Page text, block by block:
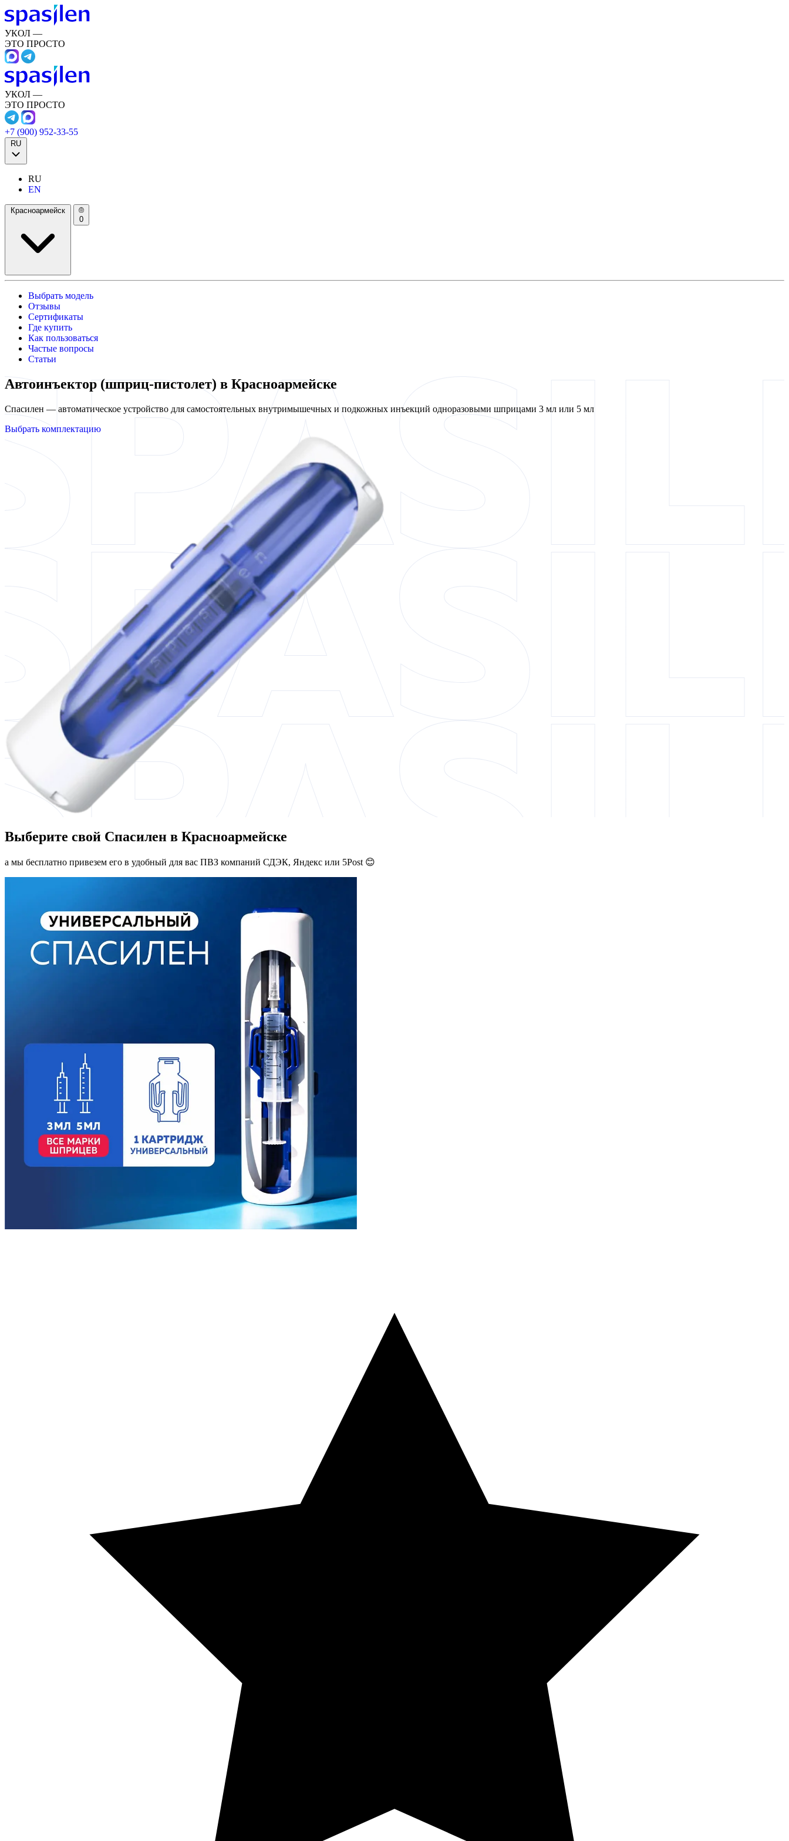
УКОЛ —
ЭТО ПРОСТО
УКОЛ —
ЭТО ПРОСТО
+7 (900) 952-33-55
RU
RU
EN
Красноармейск
0
Выбрать модель
Отзывы
Сертификаты
Где купить
Как пользоваться
Частые вопросы
Статьи
Автоинъектор (шприц-пистолет) в Красноармейске
Спасилен — автоматическое устройство для самостоятельных внутримышечных и подкожных инъекций одноразовыми шприцами 3 мл или 5 мл
Выбрать комплектацию
Выберите свой Спасилен в Красноармейске
а мы бесплатно привезем его в удобный для вас ПВЗ компаний СДЭК, Яндекс или 5Post 😊